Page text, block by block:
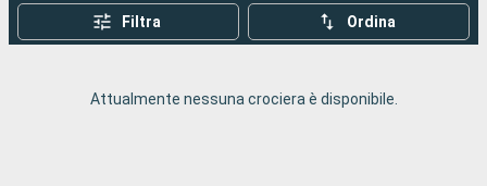
Filtra Ordina
Attualmente nessuna crociera è disponibile.